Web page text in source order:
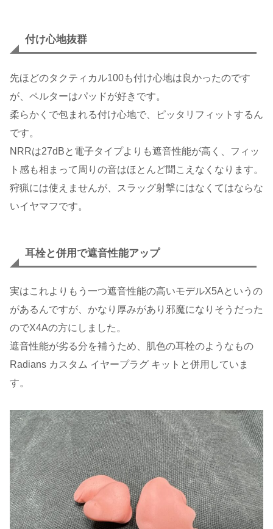
付け心地抜群
先ほどのタクティカル100も付け心地は良かったのです
が、ペルターはパッドが好きです。
柔らかくで包まれる付け心地で、ピッタリフィットするん
です。
NRRは27dBと電子タイプよりも遮音性能が高く、フィッ
ト感も相まって周りの音はほとんど聞こえなくなります。
狩猟には使えませんが、スラッグ射撃にはなくてはならな
いイヤマフです。
耳栓と併用で遮音性能アップ
実はこれよりもう一つ遮音性能の高いモデルX5Aというの
があるんですが、かなり厚みがあり邪魔になりそうだった
のでX4Aの方にしました。
遮音性能が劣る分を補うため、肌色の耳栓のようなもの
Radians カスタム イヤープラグ キットと併用していま
す。